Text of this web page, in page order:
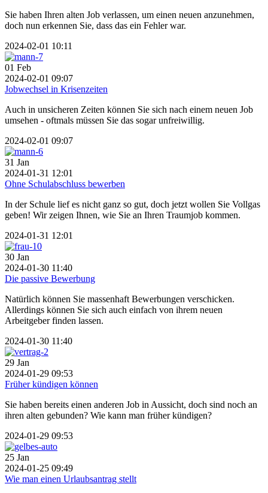
Sie haben Ihren alten Job verlassen, um einen neuen anzunehmen,
doch nun erkennen Sie, dass das ein Fehler war.
2024-02-01 10:11
01 Feb
2024-02-01 09:07
Jobwechsel in Krisenzeiten
Auch in unsicheren Zeiten können Sie sich nach einem neuen Job
umsehen - oftmals müssen Sie das sogar unfreiwillig.
2024-02-01 09:07
31 Jan
2024-01-31 12:01
Ohne Schulabschluss bewerben
In der Schule lief es nicht ganz so gut, doch jetzt wollen Sie Vollgas
geben! Wir zeigen Ihnen, wie Sie an Ihren Traumjob kommen.
2024-01-31 12:01
30 Jan
2024-01-30 11:40
Die passive Bewerbung
Natürlich können Sie massenhaft Bewerbungen verschicken.
Allerdings können Sie sich auch einfach von ihrem neuen
Arbeitgeber finden lassen.
2024-01-30 11:40
29 Jan
2024-01-29 09:53
Früher kündigen können
Sie haben bereits einen anderen Job in Aussicht, doch sind noch an
ihren alten gebunden? Wie kann man früher kündigen?
2024-01-29 09:53
25 Jan
2024-01-25 09:49
Wie man einen Urlaubsantrag stellt